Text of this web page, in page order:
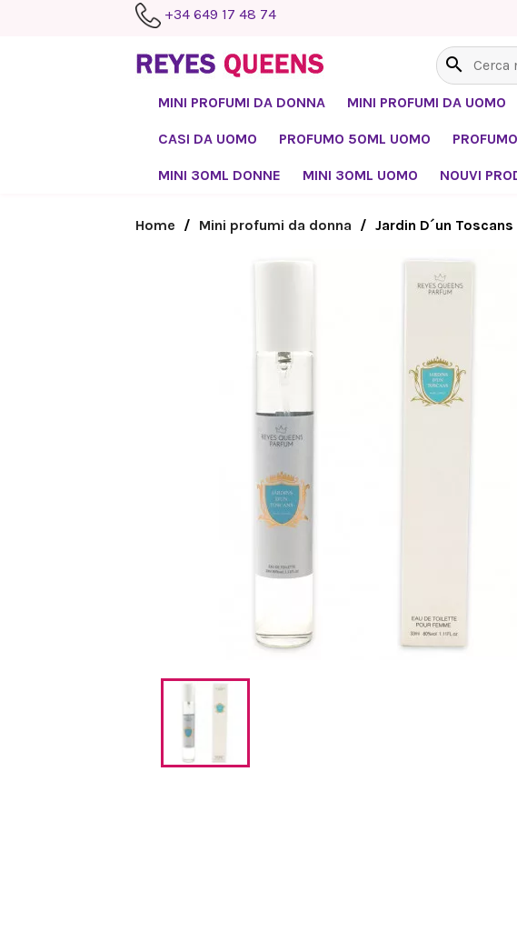
+34 649 17 48 74
search
MINI PROFUMI DA DONNA MINI PROFUMI DA UOMO
CASI DA UOMO PROFUMO 50ML UOMO
MINI 30ML DONNE MINI 30ML UOMO NOUVI
Home Mini profumi da donna Jardin D´un